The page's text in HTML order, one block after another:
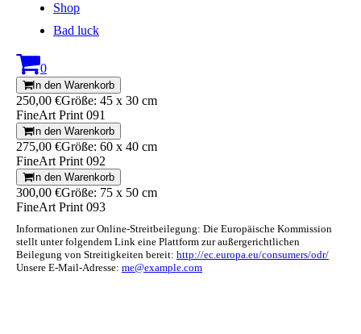
Shop
Bad luck
0
In den Warenkorb
250,00 €Größe: 45 x 30 cm
FineArt Print 091
In den Warenkorb
275,00 €Größe: 60 x 40 cm
FineArt Print 092
In den Warenkorb
300,00 €Größe: 75 x 50 cm
FineArt Print 093
Informationen zur Online-Streitbeilegung: Die Europäische Kommission
stellt unter folgendem Link eine Plattform zur außergerichtlichen
Beilegung von Streitigkeiten bereit: http://ec.europa.eu/consumers/odr/
Unsere E-Mail-Adresse: me@example.com